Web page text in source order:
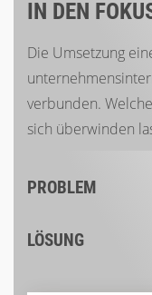
IN DEN
Die Umsetzung
verbunden.
sich überwinden
PROBLEM
LÖSUNG